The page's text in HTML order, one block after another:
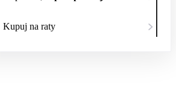
Kupuj na raty